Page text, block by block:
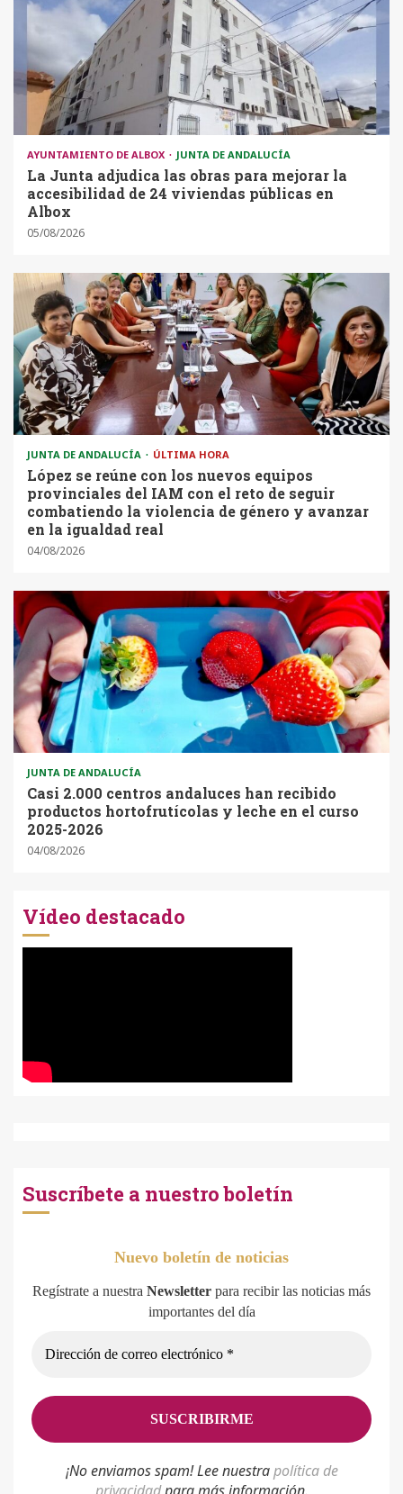
AYUNTAMIENTO DE ALBOX JUNTA DE ANDALUCÍA
La Junta adjudica las obras para mejorar la
accesibilidad de 24 viviendas públicas en
Albox
05/08/2026
JUNTA DE ANDALUCÍA ÚLTIMA HORA
López se reúne con los nuevos equipos
provinciales del IAM con el reto de seguir
combatiendo la violencia de género y avanzar
en la igualdad real
04/08/2026
JUNTA DE ANDALUCÍA
Casi 2.000 centros andaluces han recibido
productos hortofrutícolas y leche en el curso
2025-2026
04/08/2026
Vídeo destacado
Suscríbete a nuestro boletín
Nuevo boletín de noticias
Regístrate a nuestra Newsletter para recibir las noticias más
importantes del día
¡No enviamos spam! Lee nuestrapolítica de